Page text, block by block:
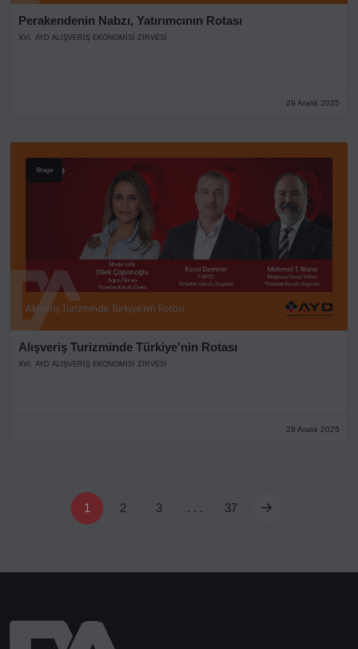
Perakendenin Nabzı, Yatırımcının Rotası
XVI. AYD ALIŞVERİŞ EKONOMİSİ ZİRVESİ
29 Aralık 2025
Stage
Alışveriş Turizminde Türkiye'nin Rotası
XVI. AYD ALIŞVERİŞ EKONOMİSİ ZİRVESİ
29 Aralık 2025
1 2 3 . . . 37